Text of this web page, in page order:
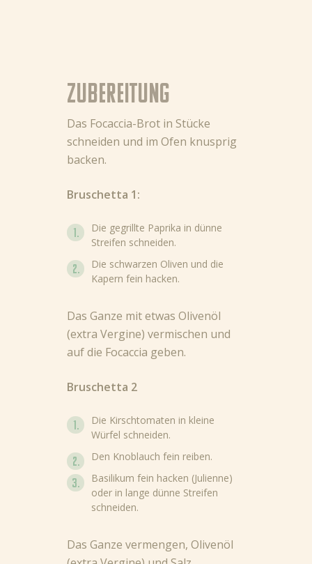
Zubereitung
Das Focaccia-Brot in Stücke
schneiden und im Ofen knusprig
backen.
Bruschetta 1:
Die gegrillte Paprika in dünne
Streifen schneiden.
Die schwarzen Oliven und die
Kapern fein hacken.
Das Ganze mit etwas Olivenöl
(extra Vergine) vermischen und
auf die Focaccia geben.
Bruschetta 2
Die Kirschtomaten in kleine
Würfel schneiden.
Den Knoblauch fein reiben.
Basilikum fein hacken (Julienne)
oder in lange dünne Streifen
schneiden.
Das Ganze vermengen, Olivenöl